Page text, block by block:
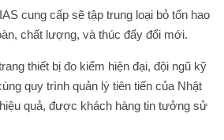
cung cấp sẽ tập trung loại bỏ tổn hao
chất lượng, và thúc đẩy đổi mới.
thiết bị đo kiểm hiện đại, đội ngũ kỹ
quy trình quản lý tiên tiến của Nhật
quả, được khách hàng tin tưởng sử